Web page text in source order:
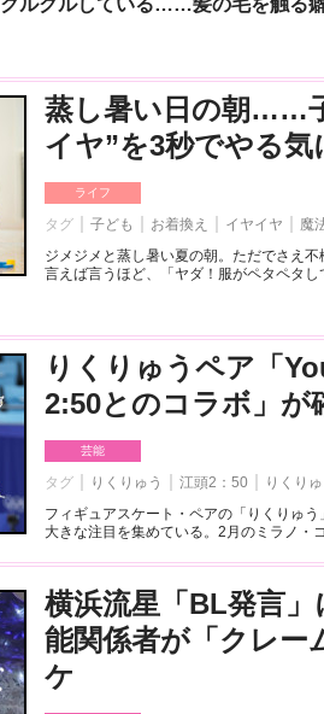
ルクルしている……髪の毛を触る
蒸し暑い日の朝……
イヤ”を3秒でやる
ライフ
タグ 子ども お着換え イヤイヤ 魔
ジメジメと蒸し暑い夏の朝。ただでさえ
言えば言うほど、「ヤダ！服がペタペタ
りくりゅうペア「
2:50とのコラボ」が
芸能
タグ りくりゅう 江頭2：50 りくり
フィギュアスケート・ペアの「りくりゅ
大きな注目を集めている。2月のミラノ・
横浜流星「BL発言
能関係者が「クレー
ケ